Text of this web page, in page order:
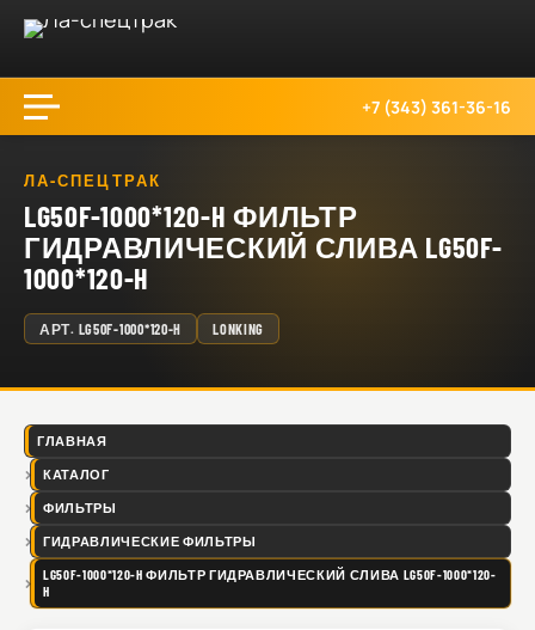
+7 (343) 361-36-16
ЛА-СПЕЦТРАК
LG50F-1000*120-H ФИЛЬТР
ГИДРАВЛИЧЕСКИЙ СЛИВА LG50F-
1000*120-H
АРТ. LG50F-1000*120-H LONKING
ГЛАВНАЯ
КАТАЛОГ
ФИЛЬТРЫ
ГИДРАВЛИЧЕСКИЕ ФИЛЬТРЫ
LG50F-1000*120-H ФИЛЬТР ГИДРАВЛИЧЕСКИЙ СЛИВА LG50F-1000*120-
H